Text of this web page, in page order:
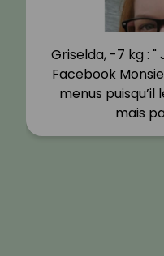
Griselda, -7 kg : "
Facebook
menus
mais